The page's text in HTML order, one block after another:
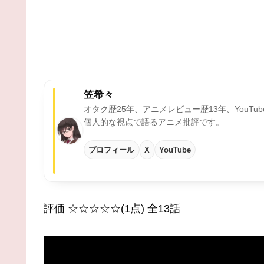
笠希々
オタク歴25年、アニメレビュー歴13年、
個人的な視点で語るアニメ批評です。
プロフィール X YouTube
評価 ☆☆☆☆☆(1点) 全13話